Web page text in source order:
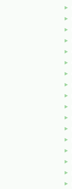
►
►
►
►
►
►
►
►
►
►
►
►
►
►
►
►
►